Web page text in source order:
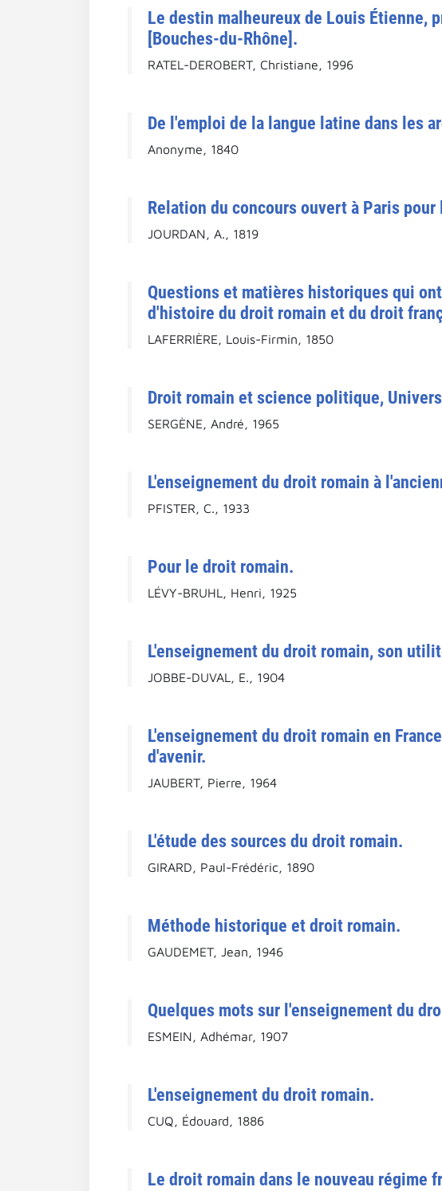
Le destin malheureux de Louis Étienne,
[Bouches-du-Rhône].
RATEL-DEROBERT, Christiane, 1996
De l'emploi de la langue latine dans les
Anonyme, 1840
Relation du concours ouvert à Paris
JOURDAN, A., 1819
Questions et matières historiques qui
d'histoire du droit romain et du droit
LAFERRIÈRE, Louis-Firmin, 1850
Droit romain et science politique,
SERGÈNE, André, 1965
L'enseignement du droit romain à
PFISTER, C., 1933
Pour le droit romain.
LÉVY-BRUHL, Henri, 1925
L'enseignement du droit romain, son
JOBBE-DUVAL, E., 1904
L'enseignement du droit romain en
d'avenir.
JAUBERT, Pierre, 1964
L'étude des sources du droit romain.
GIRARD, Paul-Frédéric, 1890
Méthode historique et droit romain.
GAUDEMET, Jean, 1946
Quelques mots sur l'enseignement du
ESMEIN, Adhémar, 1907
L'enseignement du droit romain.
CUQ, Édouard, 1886
Le droit romain dans le nouveau régime